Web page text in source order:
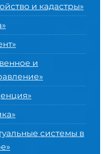
и кадастры»
и
системы в
»